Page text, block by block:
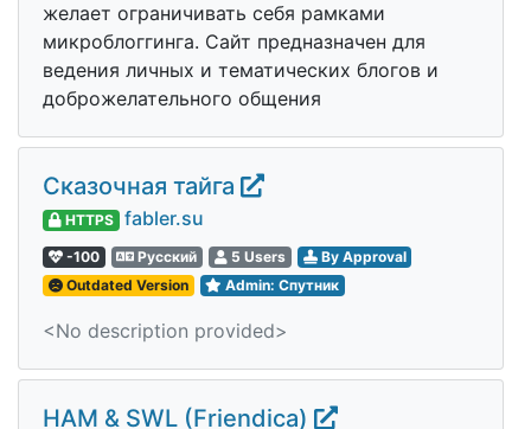
желает ограничивать себя рамками
микроблоггинга. Сайт предназначен для
ведения личных и тематических блогов и
доброжелательного общения
Сказочная тайга
HTTPS fabler.su
-100 Русский 5 Users
By Approval
Outdated Version
Admin: Спутник
<No description provided>
HAM & SWL (Friendica)